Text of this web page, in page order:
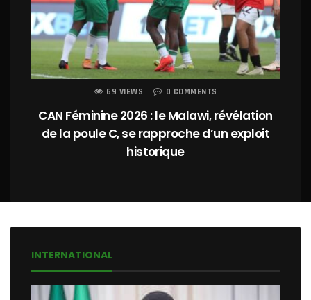
69 VIEWS 0 COMMENTS
CAN Féminine 2026 : le Malawi, révélation
de la poule C, se rapproche d’un exploit
historique
INTERNATIONAL